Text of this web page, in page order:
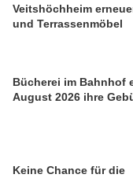
Veitshöchheim
und Terrassenmöbel
Bücherei im Bahnhof
August 2026 ihre
Keine Chance für die